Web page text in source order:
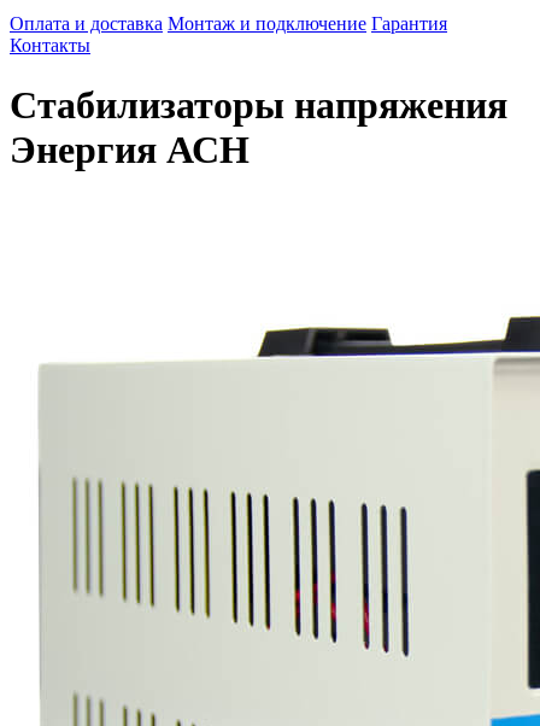
Оплата и доставка Монтаж и подключение Гарантия
Контакты
Стабилизаторы напряжения
Энергия АСН